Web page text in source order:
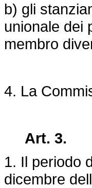
b) gli
unionale dei
membro
4. La
Art. 3.
1. Il periodo
dicembre